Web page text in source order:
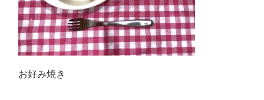
お好み焼き